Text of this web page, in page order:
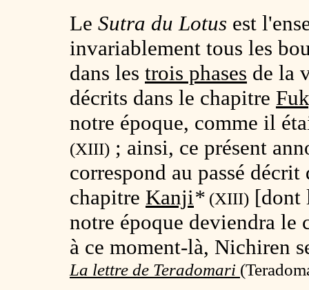
Le Sutra du Lotus est
invariablement tous les
dans les trois phases de la
décrits dans le chapitre
notre époque, comme il
(XIII) ; ainsi, ce présent
correspond au passé
chapitre Kanji* (XIII) [dont
notre époque deviendra le
à ce moment-là, Nichiren
La lettre de Teradomari (